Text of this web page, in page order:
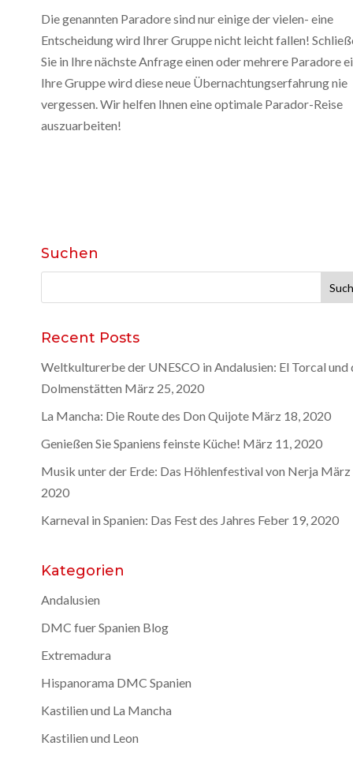
Die genannten Paradore sind nur einige der vielen- eine
Entscheidung wird Ihrer Gruppe nicht leicht fallen!
Sie in Ihre nächste Anfrage einen oder mehrere Paradore
Ihre Gruppe wird diese neue Übernachtungserfahrung nie
vergessen. Wir helfen Ihnen eine optimale Parador-Reise
auszuarbeiten!
Suchen
nach:
Recent Posts
Weltkulturerbe der UNESCO in Andalusien: El Torcal und
Dolmenstätten März 25, 2020
La Mancha: Die Route des Don Quijote März 18, 2020
Genießen Sie Spaniens feinste Küche! März 11, 2020
Musik unter der Erde: Das Höhlenfestival von Nerja März
2020
Karneval in Spanien: Das Fest des Jahres Feber 19, 2020
Kategorien
Andalusien
DMC fuer Spanien Blog
Extremadura
Hispanorama DMC Spanien
Kastilien und La Mancha
Kastilien und Leon